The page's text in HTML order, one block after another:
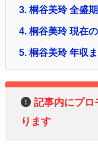
3. 桐谷美玲 全盛
4. 桐谷美玲 現在
5. 桐谷美玲 年収
記事内にプロ
ります